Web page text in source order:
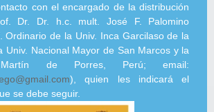
con el encargado de la distribución
Dr. Dr. h.c. mult. José F. Palomino
Ordinario de la Univ. Inca Garcilaso de la
Univ. Nacional Mayor de San Marcos y la
de Porres, Perú; email:
), quien les indicará el
se debe seguir.